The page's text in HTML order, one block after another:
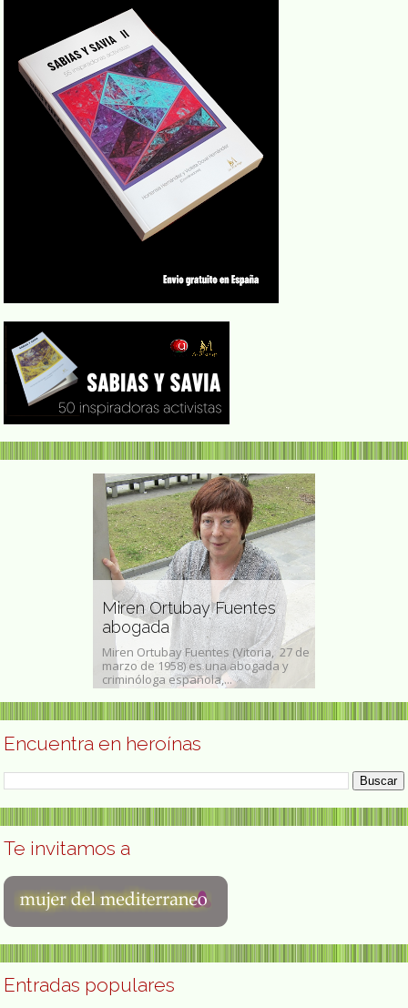
Miren Ortubay Fuentes
abogada
Miren Ortubay Fuentes (Vitoria, 27 de
marzo de 1958) es una abogada y
criminóloga española,...
Encuentra en heroínas
Te invitamos a
Entradas populares